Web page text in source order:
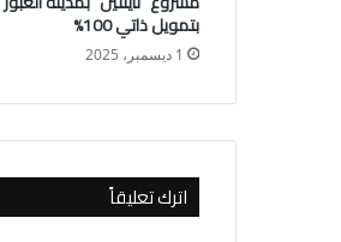
بتمويل ذاتي 100%
1 ديسمبر، 2025
اترك تعليقاً